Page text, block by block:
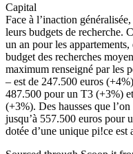
Capital
Face à l’inaction
leurs budgets de recherche.
un an pour les
budget des recherches
maximum renseigné par les
– est de 247.500 euros
487.500 pour un T3 (+3%)
(+3%). Des hausses que
jusqu’à 557.500 euros pour
dotée d’une unique pi!ce est